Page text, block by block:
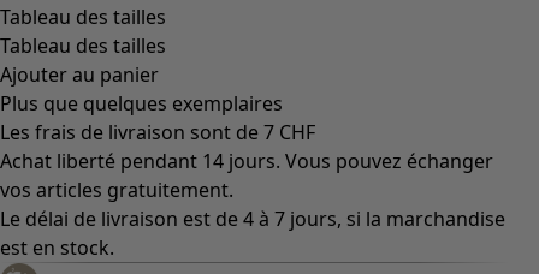
Tableau des tailles
Tableau des tailles
Ajouter au panier
Plus que quelques exemplaires
Les frais de livraison sont de 7 CHF
Achat liberté pendant 14 jours. Vous pouvez échanger
vos articles gratuitement.
Le délai de livraison est de 4 à 7 jours, si la marchandise
est en stock.